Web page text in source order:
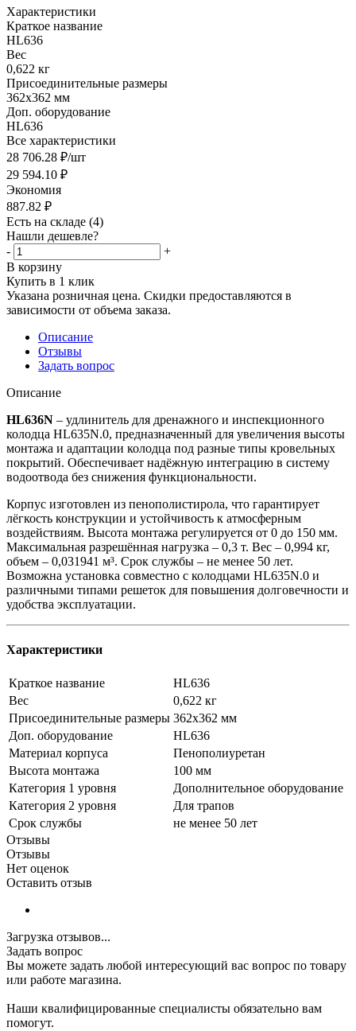
Характеристики
Краткое название
HL636
Вес
0,622 кг
Присоединительные размеры
362x362 мм
Доп. оборудование
HL636
Все характеристики
28 706.28 ₽/шт
29 594.10 ₽
Экономия
887.82 ₽
Есть на складе (4)
Нашли дешевле?
-
+
В корзину
Купить в 1 клик
Указана розничная цена. Скидки предоставляются в
зависимости от объема заказа.
Описание
Отзывы
Задать вопрос
Описание
HL636N – удлинитель для дренажного и инспекционного
колодца HL635N.0, предназначенный для увеличения высоты
монтажа и адаптации колодца под разные типы кровельных
покрытий. Обеспечивает надёжную интеграцию в систему
водоотвода без снижения функциональности.
Корпус изготовлен из пенополистирола, что гарантирует
лёгкость конструкции и устойчивость к атмосферным
воздействиям. Высота монтажа регулируется от 0 до 150 мм.
Максимальная разрешённая нагрузка – 0,3 т. Вес – 0,994 кг,
объем – 0,031941 м³. Срок службы – не менее 50 лет.
Возможна установка совместно с колодцами HL635N.0 и
различными типами решеток для повышения долговечности и
удобства эксплуатации.
Характеристики
Краткое название
HL636
Вес
0,622 кг
Присоединительные размеры 362x362 мм
Доп. оборудование
HL636
Материал корпуса
Пенополиуретан
Высота монтажа
100 мм
Категория 1 уровня
Дополнительное оборудование
Категория 2 уровня
Для трапов
Срок службы
не менее 50 лет
Отзывы
Отзывы
Нет оценок
Оставить отзыв
Загрузка отзывов...
Задать вопрос
Вы можете задать любой интересующий вас вопрос по товару
или работе магазина.
Наши квалифицированные специалисты обязательно вам
помогут.